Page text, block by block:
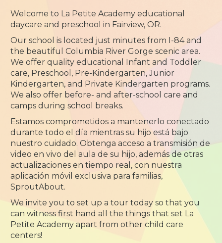
Welcome to La Petite Academy educational
daycare and preschool in Fairview, OR.
Our school is located just minutes from I-84 and
the beautiful Columbia River Gorge scenic area.
We offer quality educational Infant and Toddler
care, Preschool, Pre-Kindergarten, Junior
Kindergarten, and Private Kindergarten programs.
We also offer before- and after-school care and
camps during school breaks.
Estamos comprometidos a mantenerlo conectado
durante todo el día mientras su hijo está bajo
nuestro cuidado. Obtenga acceso a transmisión de
video en vivo del aula de su hijo, además de otras
actualizaciones en tiempo real, con nuestra
aplicación móvil exclusiva para familias,
SproutAbout.
We invite you to set up a tour today so that you
can witness first hand all the things that set La
Petite Academy apart from other child care
centers!